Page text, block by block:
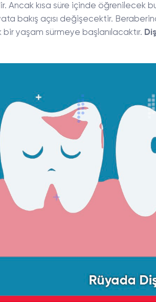
kısa süre içinde öğrenilecek
bakış açısı değişecektir.
bir yaşam sürmeye başlanılacaktır.